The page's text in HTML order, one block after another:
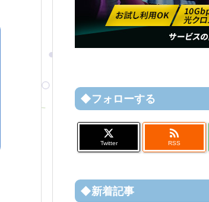
◆フォローする
Twitter

RSS
◆新着記事